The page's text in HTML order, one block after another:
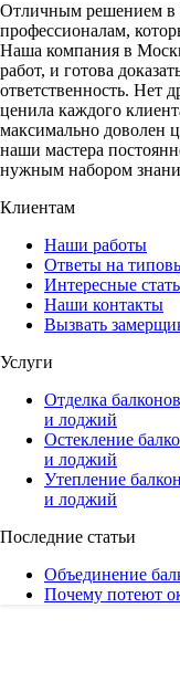
Отличным решением в
профессионалам,
Наша компания в
работ, и готова
ответственность. Нет
ценила каждого
максимально доволен
наши мастера
нужным набором
Клиентам
Наши работы
Ответы на
Интересные
Наши контакты
Вызвать
Услуги
Отделка балконов
и лоджий
Остекление
и лоджий
Утепление
и лоджий
Последние статьи
Объединение
Почему потеют